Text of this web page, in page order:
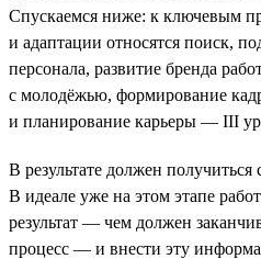
Спускаемся ниже: к ключевым
и адаптации относятся поиск,
персонала, развитие бренда
с молодёжью, формирование
и планирование карьеры — III
В результате должен
В идеале уже на этом этапе
результат — чем должен
процесс — и внести эту